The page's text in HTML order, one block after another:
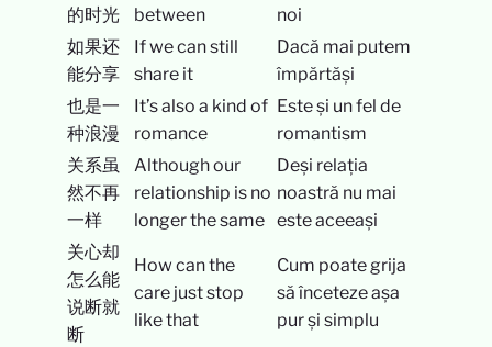
的时光
between
noi
如果还
能分享
If we can still
share it
Dacă mai putem
împărtăși
也是一
种浪漫
It’s also a kind of
romance
Este și un fel de
romantism
关系虽
然不再
一样
Although our
relationship is no
longer the same
Deși relația
noastră nu mai
este aceeași
关心却
怎么能
说断就
断
How can the
care just stop
like that
Cum poate grija
să înceteze așa
pur și simplu